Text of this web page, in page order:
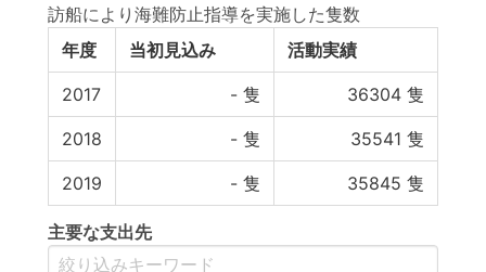
訪船により海難防止指導を実施した隻数
年度
当初見込み 活動実績
2017 - 隻 36304 隻
2018 - 隻 35541 隻
2019 - 隻 35845 隻
主要な支出先